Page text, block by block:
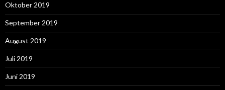
Oktober 2019
September 2019
August 2019
Juli 2019
Juni 2019